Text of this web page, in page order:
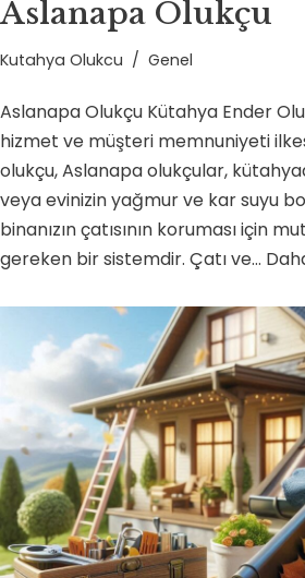
Aslanapa Olukçu
Kutahya Olukcu Genel
Aslanapa Olukçu Kütahya Ender
hizmet ve müşteri memnuniyeti
olukçu, Aslanapa olukçular,
veya evinizin yağmur ve kar suyu
binanızın çatısının koruması için
gereken bir sistemdir. Çatı ve…